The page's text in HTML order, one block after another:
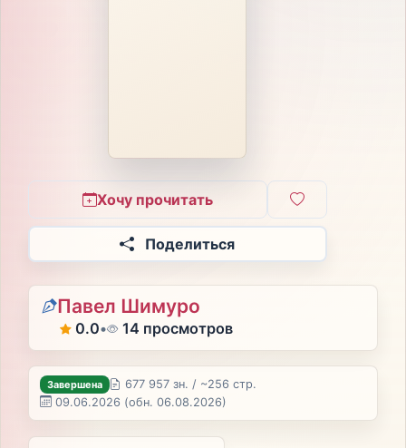
Хочу прочитать
Поделиться
Павел Шимуро
0.0• 14 просмотров
Завершена
677 957 зн. / ~256 стр.
09.06.2026 (обн. 06.08.2026)